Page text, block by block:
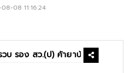
08 11:16:24